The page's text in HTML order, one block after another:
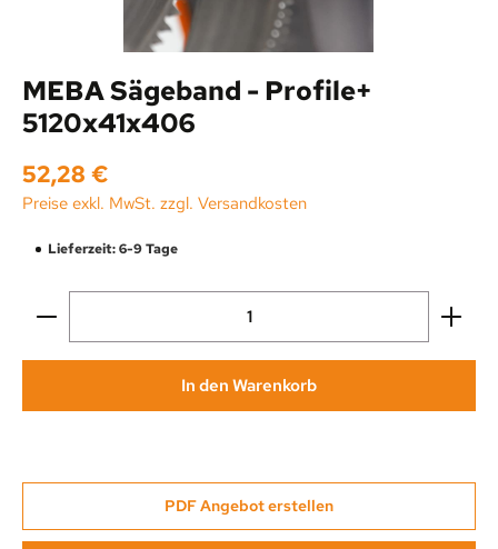
MEBA Sägeband - Profile+
5120x41x406
Regulärer Preis:
52,28 €
Preise exkl. MwSt. zzgl. Versandkosten
Lieferzeit: 6-9 Tage
Produkt Anzahl: Gib den gewünschten Wert ein
In den Warenkorb
PDF Angebot erstellen